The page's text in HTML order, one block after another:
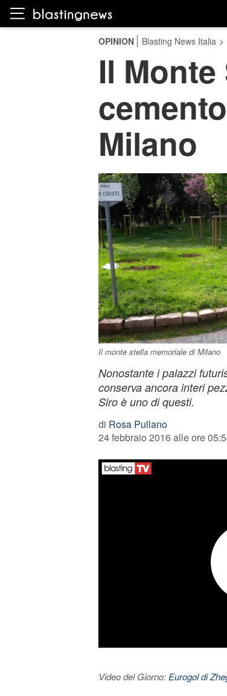
OPINION Blasting News Italia >
Il
Milano
Il monte stella memoriale di Milano
Nonostante i palazzi
conserva ancora interi
Siro è uno di questi.
di Rosa Pullano
24 febbraio 2016 alle ore
Video del Giorno: Eurogol di